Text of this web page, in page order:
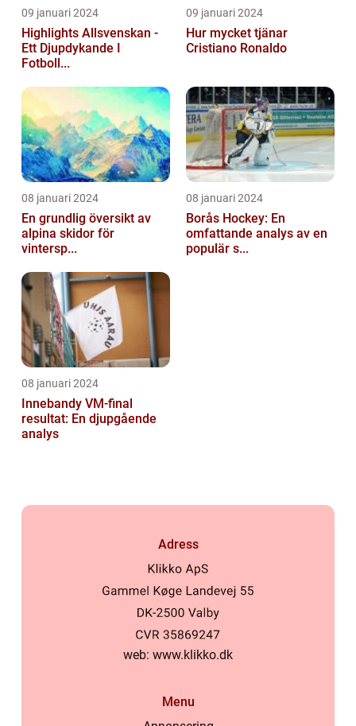
09 januari 2024
Highlights Allsvenskan -
Ett Djupdykande I
Fotboll...
09 januari 2024
Hur mycket tjänar
Cristiano Ronaldo
08 januari 2024
En grundlig översikt av
alpina skidor för
vintersp...
08 januari 2024
Borås Hockey: En
omfattande analys av en
populär s...
08 januari 2024
Innebandy VM-final
resultat: En djupgående
analys
Adress
web: www.klikko.dk
Menu